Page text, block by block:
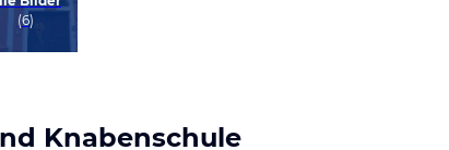
(6)
Knabenschule